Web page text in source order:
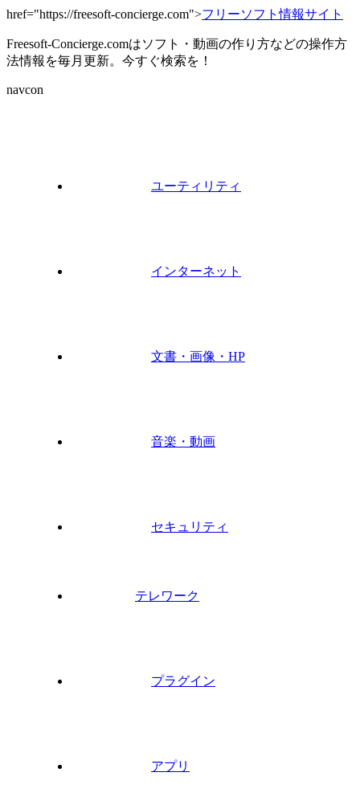
href="https://freesoft-concierge.com">フリーソフト情報サイト
Freesoft-Concierge.comはソフト・動画の作り方などの操作方
法情報を毎月更新。今すぐ検索を！
navcon
ユーティリティ
インターネット
文書・画像・HP
音楽・動画
セキュリティ
テレワーク
プラグイン
アプリ